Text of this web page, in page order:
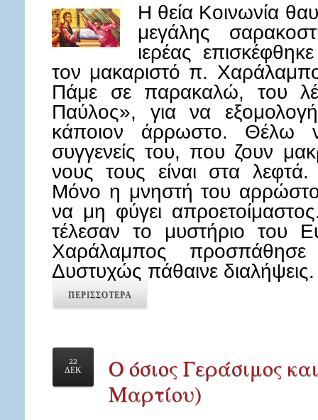
Η θεία Κοινωνία
μεγάλης
ιερέας
τον μακαριστό π.
Πάμε σε παρακαλώ, του
Παύλος», για να
κάποιον άρρωστο. Θέλω
συγγενείς του, που ζουν
νους τους είναι στα λεφτά.
Μόνο η μνηστή του
να μη φύγει
τέλεσαν το μυστήριο του
Χαράλαμπος
Δυστυχώς πάθαινε
ΠΕΡΙΣΣΟΤΕΡΑ
22
ΔΕΚ
Ο όσιος Γεράσιμος
Μαρτίου)